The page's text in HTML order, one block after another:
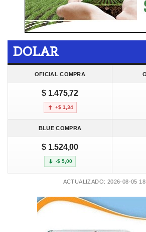
DOLAR
OFICIAL COMPRA
$ 1.475,72
+$ 1,34
BLUE COMPRA
$ 1.524,00
-$ 5,00
ACTUALIZADO: 2026-08-05